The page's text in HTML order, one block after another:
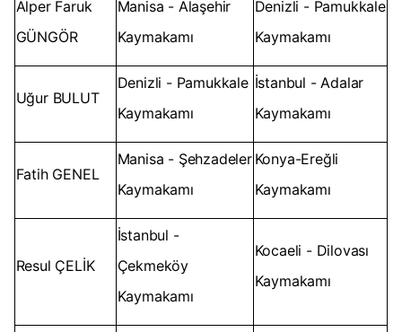
Alper Faruk
GÜNGÖR
Manisa - Alaşehir
Kaymakamı
Denizli - Pamukkale
Kaymakamı
Uğur BULUT
Denizli - Pamukkale
Kaymakamı
İstanbul - Adalar
Kaymakamı
Fatih GENEL
Manisa - Şehzadeler
Kaymakamı
Konya-Ereğli
Kaymakamı
Resul ÇELİK
İstanbul -
Çekmeköy
Kaymakamı
Kocaeli - Dilovası
Kaymakamı